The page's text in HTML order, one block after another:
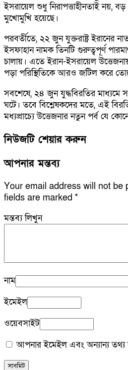
ইসরায়েল শুধু নিরাপত্তাহীনতাই নয়, বড়
মুখোমুখি হয়েছে।
পরবর্তীতে, ২২ জুন যুক্তরাষ্ট্র ইরানের
ইসফাহান নামক তিনটি গুরুত্বপূর্ণ
চালায়। এতে ইরান-ইসরায়েল
পড়া পরিস্থিতিকে আরও জটিল করে
সবশেষে, ২৪ জুন যুদ্ধবিরতির মাধ্যমে
ঘটে। তবে বিশ্লেষকদের মতে, এই
মধ্যপ্রাচ্যে উত্তেজনার নতুন পর্ব যে
নিউজটি শেয়ার করুন
আপনার মন্তব্য
Your email address will not be
fields are marked *
মন্তব্য লিখুন
নাম
ইমেইল
ওয়েবসাইট
আপনার ইমেইল এবং অন্যান্য